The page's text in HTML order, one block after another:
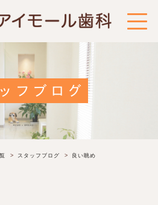
フブログ
スタッフブログ 良い眺め